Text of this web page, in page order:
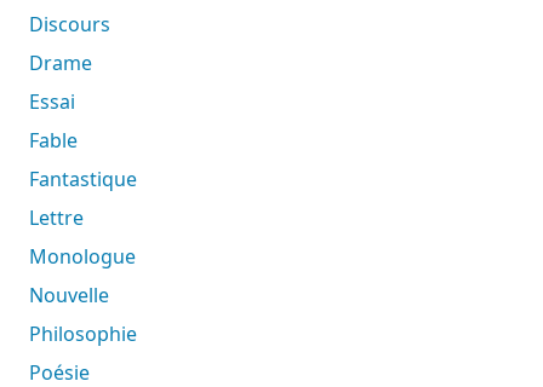
Discours
Drame
Essai
Fable
Fantastique
Lettre
Monologue
Nouvelle
Philosophie
Poésie